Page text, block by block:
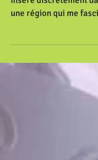
La Napa Valley est le
inséré discrètement